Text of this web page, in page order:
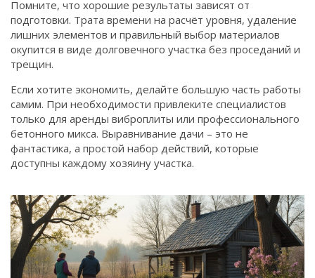
Помните, что хорошие результаты зависят от
подготовки. Трата времени на расчёт уровня, удаление
лишних элементов и правильный выбор материалов
окупится в виде долговечного участка без проседаний и
трещин.
Если хотите экономить, делайте большую часть работы
самим. При необходимости привлеките специалистов
только для аренды виброплиты или профессионального
бетонного микса. Выравнивание дачи – это не
фантастика, а простой набор действий, которые
доступны каждому хозяину участка.